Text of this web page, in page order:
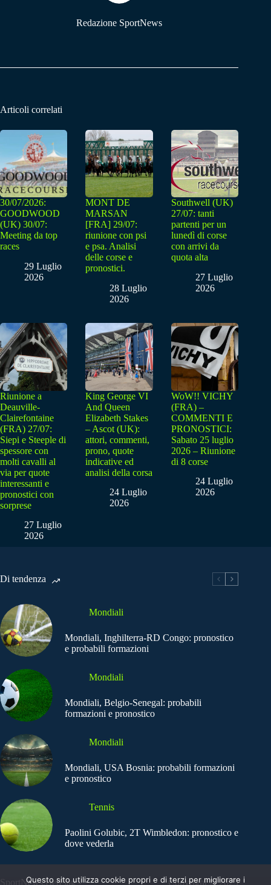
Redazione SportNews
Articoli correlati
30/07/2026:
GOODWOOD
(UK) 30/07:
Meeting da top
races
29 Luglio
2026
MONT DE
MARSAN
[FRA] 29/07:
riunione con psi
e psa. Analisi
delle corse e
pronostici.
28 Luglio
2026
Southwell (UK)
27/07: tanti
partenti per un
lunedì di corse
con arrivi da
quota alta
27 Luglio
2026
Riunione a
Deauville-
Clairefontaine
(FRA) 27/07:
Siepi e Steeple di
spessore con
molti cavalli al
via per quote
interessanti e
pronostici con
sorprese
27 Luglio
2026
King George VI
And Queen
Elizabeth Stakes
– Ascot (UK):
attori, commenti,
prono, quote
indicative ed
analisi della corsa
24 Luglio
2026
WoW!! VICHY
(FRA) –
COMMENTI E
PRONOSTICI:
Sabato 25 luglio
2026 – Riunione
di 8 corse
24 Luglio
2026
Di tendenza
Mondiali
Mondiali, Inghilterra-RD Congo: pronostico
e probabili formazioni
Mondiali
Mondiali, Belgio-Senegal: probabili
formazioni e pronostico
Mondiali
Mondiali, USA Bosnia: probabili formazioni
e pronostico
Tennis
Paolini Golubic, 2T Wimbledon: pronostico e
dove vederla
SportNews.BetFlag - Copyright © 2025
Questo sito utilizza cookie propri e di terzi per migliorare i